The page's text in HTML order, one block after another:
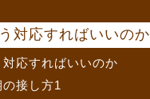
対応すればいいのか
応すればいいのか
接し方1